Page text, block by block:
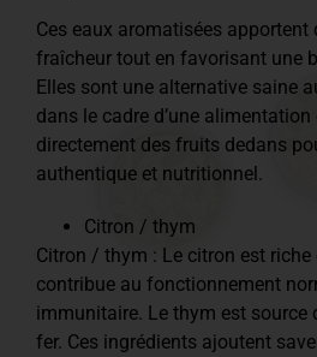
Ces eaux aromatisées apportent
fraîcheur tout en favorisant une
Elles sont une alternative saine
dans le cadre d’une
directement des fruits dedans
authentique et nutritionnel.
Citron / thym
Citron / thym : Le citron est riche
contribue au fonctionnement
immunitaire. Le thym est source
fer. Ces ingrédients ajoutent